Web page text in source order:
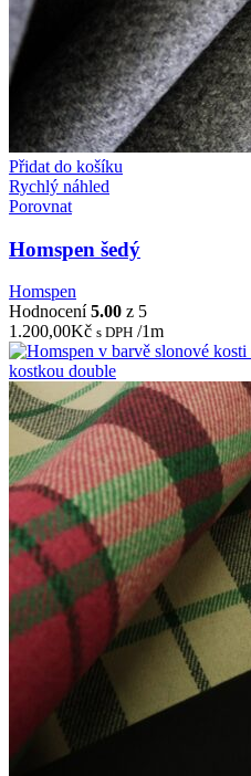
Přidat do košíku
Rychlý náhled
Porovnat
Homspen šedý
Homspen
Hodnocení 5.00 z 5
1.200,00Kč s DPH /1m